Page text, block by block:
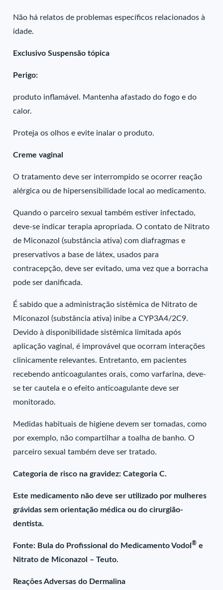
Não há relatos de problemas específicos relacionados à
idade.
Exclusivo Suspensão tópica
Perigo:
produto inflamável. Mantenha afastado do fogo e do
calor.
Proteja os olhos e evite inalar o produto.
Creme vaginal
O tratamento deve ser interrompido se ocorrer reação
alérgica ou de hipersensibilidade local ao medicamento.
Quando o parceiro sexual também estiver infectado,
deve-se indicar terapia apropriada. O contato de Nitrato
de Miconazol (substância ativa) com diafragmas e
preservativos a base de látex, usados para
contracepção, deve ser evitado, uma vez que a borracha
pode ser danificada.
É sabido que a administração sistêmica de Nitrato de
Miconazol (substância ativa) inibe a CYP3A4/2C9.
Devido à disponibilidade sistêmica limitada após
aplicação vaginal, é improvável que ocorram interações
clinicamente relevantes. Entretanto, em pacientes
recebendo anticoagulantes orais, como varfarina, deve-
se ter cautela e o efeito anticoagulante deve ser
monitorado.
Medidas habituais de higiene devem ser tomadas, como
por exemplo, não compartilhar a toalha de banho. O
parceiro sexual também deve ser tratado.
Categoria de risco na gravidez: Categoria C.
Este medicamento não deve ser utilizado por mulheres
grávidas sem orientação médica ou do cirurgião-
dentista.
Fonte: Bula do Profissional do Medicamento Vodol® e
Nitrato de Miconazol – Teuto.
Reações Adversas do Dermalina